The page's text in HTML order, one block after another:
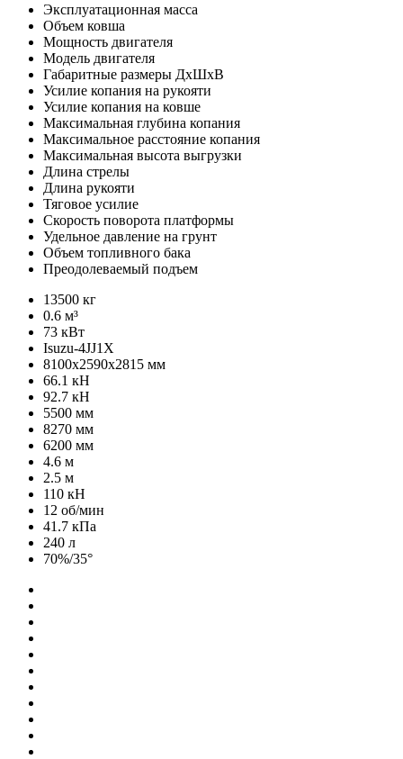
Эксплуатационная масса
Объем ковша
Мощность двигателя
Модель двигателя
Габаритные размеры ДхШхВ
Усилие копания на рукояти
Усилие копания на ковше
Максимальная глубина копания
Максимальное расстояние копания
Максимальная высота выгрузки
Длина стрелы
Длина рукояти
Тяговое усилие
Скорость поворота платформы
Удельное давление на грунт
Объем топливного бака
Преодолеваемый подъем
13500 кг
0.6 м³
73 кВт
Isuzu-4JJ1X
8100х2590х2815 мм
66.1 кН
92.7 кН
5500 мм
8270 мм
6200 мм
4.6 м
2.5 м
110 кН
12 об/мин
41.7 кПа
240 л
70%/35°